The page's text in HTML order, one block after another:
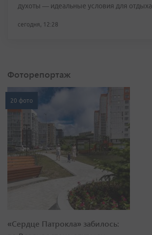
духоты — идеальные условия для отдыха
сегодня, 12:28
Фоторепортаж
20 фото
«Сердце Патрокла» забилось: